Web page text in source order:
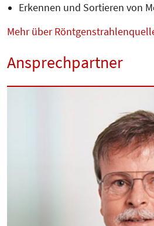
Erkennen und Sortieren von
Mehr über
Ansprechpartner